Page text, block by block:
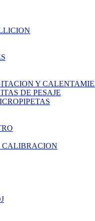
Y
DE PESAJE
CALIBRACION